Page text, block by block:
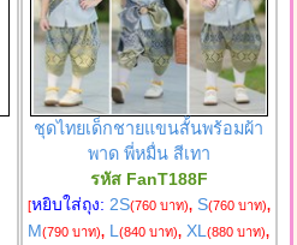
ชุดไทยเด็กชายแขนสั้นพร้อมผ้า
พาด พี่หมื่น สีเทา
รหัส FanT188F
[หยิบใส่ถุง: 2S(760 บาท), S(760 บาท),
M(790 บาท), L(840 บาท), XL(880 บาท),